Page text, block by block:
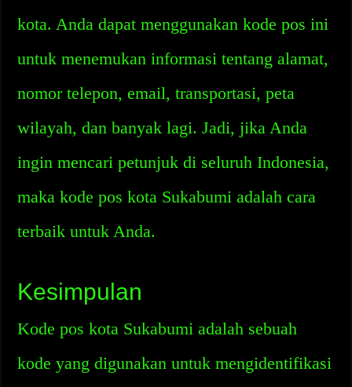
kota. Anda dapat menggunakan kode pos ini
untuk menemukan informasi tentang alamat,
nomor telepon, email, transportasi, peta
wilayah, dan banyak lagi. Jadi, jika Anda
ingin mencari petunjuk di seluruh Indonesia,
maka kode pos kota Sukabumi adalah cara
terbaik untuk Anda.
Kesimpulan
Kode pos kota Sukabumi adalah sebuah
kode yang digunakan untuk mengidentifikasi